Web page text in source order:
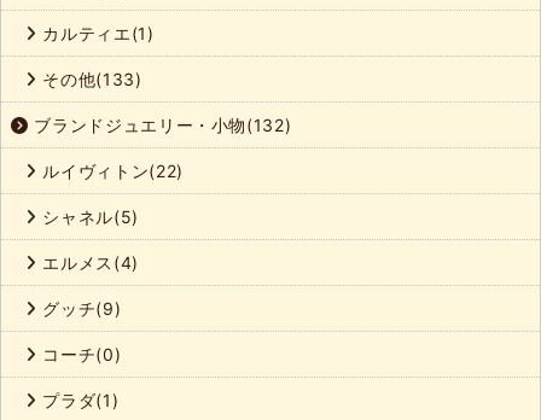
カルティエ(1)
その他(133)
ブランドジュエリー・小物(132)
ルイヴィトン(22)
シャネル(5)
エルメス(4)
グッチ(9)
コーチ(0)
プラダ(1)